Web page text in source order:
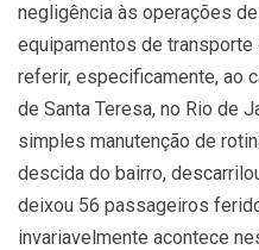
negligência às operações
equipamentos de
referir, especificamente, ao
de Santa Teresa, no Rio de
simples manutenção de
descida do bairro,
deixou 56 passageiros
invariavelmente acontece